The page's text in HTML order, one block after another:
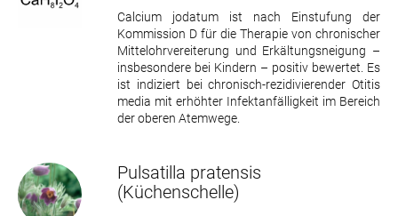
Calcium jodatum ist nach Einstufung der
Kommission D für die Therapie von chronischer
Mittelohrvereiterung und Erkältungsneigung –
insbesondere bei Kindern – positiv bewertet. Es
ist indiziert bei chronisch-rezidivierender Otitis
media mit erhöhter Infektanfälligkeit im Bereich
der oberen Atemwege.
Pulsatilla pratensis
(Küchenschelle)